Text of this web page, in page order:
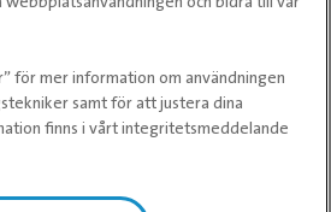
Pia Hogland
Klinikchef
för mer information om användningen
samt för att justera dina
finns i vårt integritetsmeddelande